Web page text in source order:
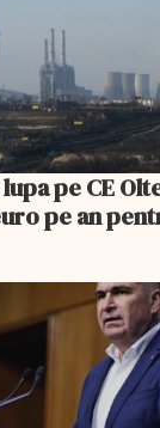
pe CE
pe an